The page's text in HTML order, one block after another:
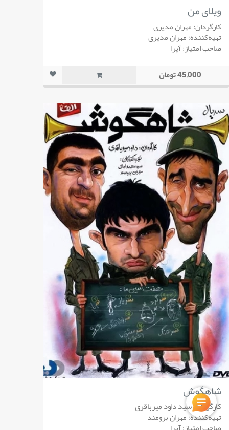
ویلای من
کارگردان: مهران مدیری
تهیه‌کننده: مهران مدیری
صاحب امتیاز: آپرا
45,000 تومان
شاهگوش
کارگردان: سید داود میرباقری
تهیه‌کننده: مهران برومند